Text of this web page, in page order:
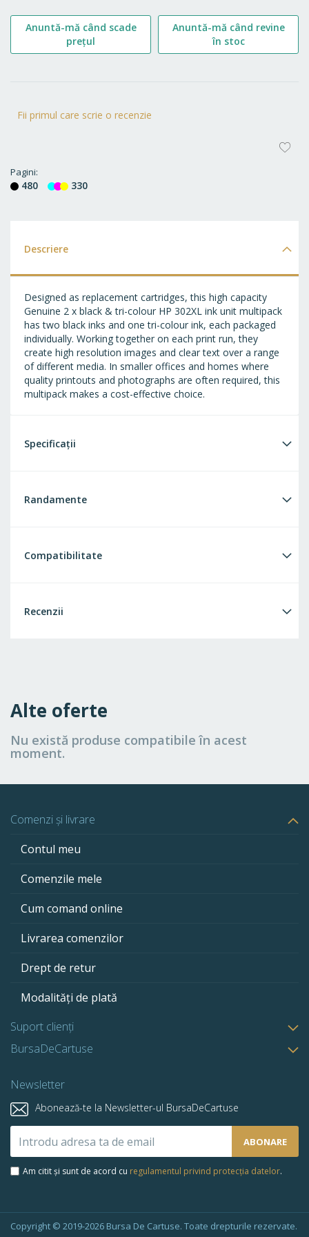
Fii primul care scrie o recenzie
Pagini
480 330
Anuntă-mă când scade
prețul
Anuntă-mă când revine
în stoc
Descriere
Designed as replacement cartridges, this high capacity
Genuine 2 x black & tri-colour HP 302XL ink unit multipack
has two black inks and one tri-colour ink, each packaged
individually. Working together on each print run, they
create high resolution images and clear text over a range
of different media. In smaller offices and homes where
quality printouts and photographs are often required, this
multipack makes a cost-effective choice.
Specificații
Randamente
Compatibilitate
Recenzii
Alte oferte
Nu există produse compatibile în acest
moment.
Comenzi și livrare
Contul meu
Comenzile mele
Cum comand online
Livrarea comenzilor
Drept de retur
Modalități de plată
Suport clienți
BursaDeCartuse
Newsletter
Abonează-te la Newsletter-ul BursaDeCartuse
la
newsletter-
ABONARE
Am citit și sunt de acord cu regulamentul privind protecția datelor.
Copyright © 2019-2026 Bursa De Cartuse. Toate drepturile rezervate.